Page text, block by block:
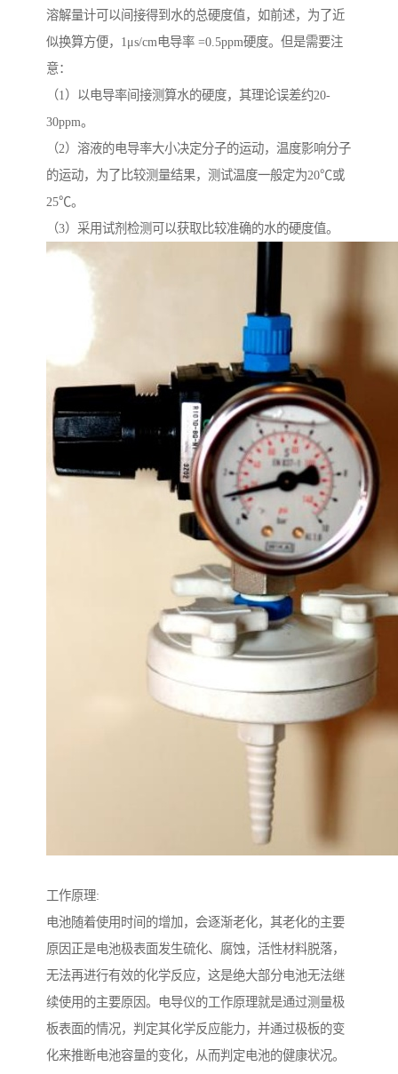
溶解量计可以间接得到水的总硬度值，如前述，为了近
似换算方便，1μs/cm电导率 =0.5ppm硬度。但是需要注
意：
（1）以电导率间接测算水的硬度，其理论误差约20-
30ppm。
（2）溶液的电导率大小决定分子的运动，温度影响分子
的运动，为了比较测量结果，测试温度一般定为20℃或
25℃。
（3）采用试剂检测可以获取比较准确的水的硬度值。
工作原理:
电池随着使用时间的增加，会逐渐老化，其老化的主要
原因正是电池极表面发生硫化、腐蚀，活性材料脱落，
无法再进行有效的化学反应，这是绝大部分电池无法继
续使用的主要原因。电导仪的工作原理就是通过测量极
板表面的情况，判定其化学反应能力，并通过极板的变
化来推断电池容量的变化，从而判定电池的健康状况。